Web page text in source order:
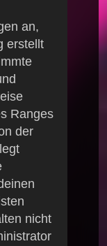
an,
erstellt
Ranges
der
nicht